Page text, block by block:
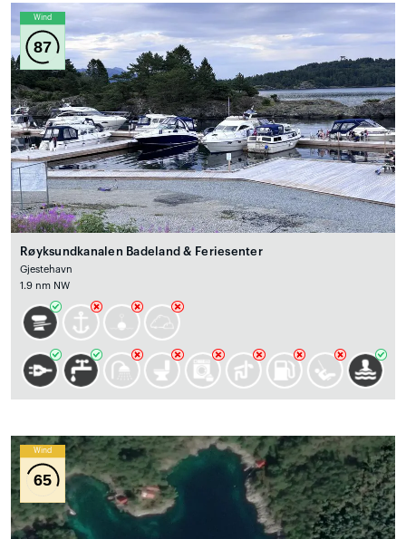
Wind
87
Røyksundkanalen Badeland & Feriesenter
Gjestehavn
1.9 nm NW
Wind
65